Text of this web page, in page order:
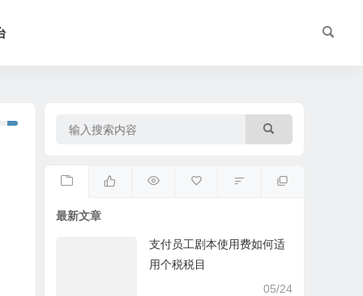
最新文章
支付员工剧本使用费如何适
用个税税目
05/24